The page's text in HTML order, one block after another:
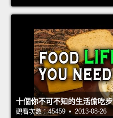
十個你不可不知的生活偷吃步
觀看次數：45459 • 2013-08-26